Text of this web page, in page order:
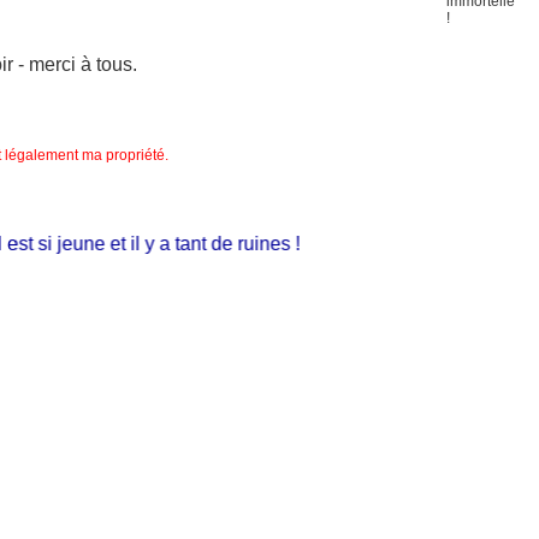
- merci à tous.
légalement ma propriété.
si jeune et il y a tant de ruines !